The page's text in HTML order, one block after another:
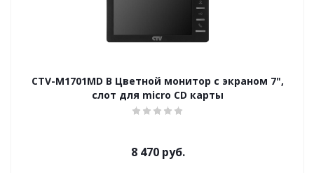
CTV-M1701MD B Цветной монитор с экраном 7",
слот для micro CD карты
8 470руб.